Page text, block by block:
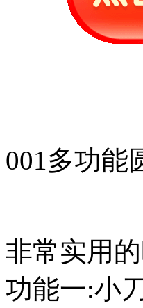
001多功能
非常实用
功能一:小